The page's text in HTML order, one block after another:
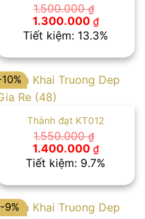
1.500.000₫
Giá
gốc
là:
1.300.000 ₫Giá
hiện
tại
Tiết kiệm: 13.3%
Thành đạt KT012
1.550.000₫
Giá
gốc
là:
1.400.000 ₫Giá
hiện
tại
Tiết kiệm: 9.7%
-9%